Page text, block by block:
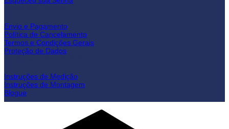
Envio e Pagamento
Política de Cancelamento
Termos e Condições Gerais
Proteção de Dados
Instruções de Medição
Instruções de Montagem
Blogue